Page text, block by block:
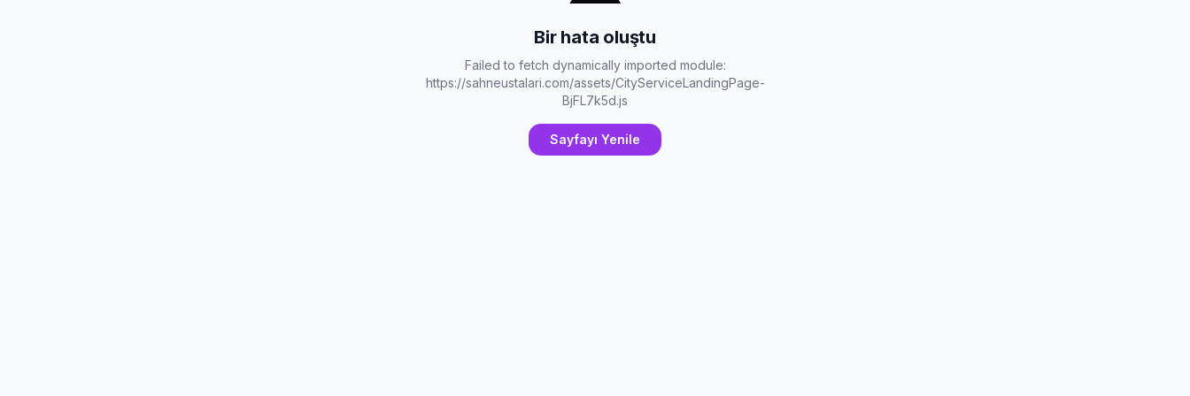
Bir hata oluştu
Failed to fetch dynamically imported module:
https://sahneustalari.com/assets/CityServiceLandingPage-
BjFL7k5d.js
Sayfayı Yenile